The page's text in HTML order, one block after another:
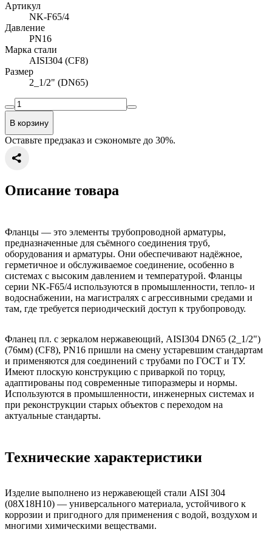
Артикул
NK-F65/4
Давление
PN16
Марка стали
AISI304 (CF8)
Размер
2_1/2" (DN65)
В корзину
Оставьте предзаказ и сэкономьте до 30%.
Описание товара
Фланец пл. с зеркалом нержавеющий, AISI304 DN65 (2_1/2")
(76мм) (CF8), РN16 пришли на смену устаревшим стандартам
и применяются для соединений с трубами по ГОСТ и ТУ.
Имеют плоскую конструкцию с приваркой по торцу,
адаптированы под современные типоразмеры и нормы.
Используются в промышленности, инженерных системах и
при реконструкции старых объектов с переходом на
актуальные стандарты.
Фланцы — это элементы трубопроводной арматуры,
предназначенные для съёмного соединения труб,
оборудования и арматуры. Они обеспечивают надёжное,
герметичное и обслуживаемое соединение, особенно в
системах с высоким давлением и температурой. Фланцы
серии NK-F65/4 используются в промышленности, тепло- и
водоснабжении, на магистралях с агрессивными средами и
там, где требуется периодический доступ к трубопроводу.
Технические характеристики
Изделие выполнено из нержавеющей стали AISI 304
(08Х18Н10) — универсального материала, устойчивого к
коррозии и пригодного для применения с водой, воздухом и
многими химическими веществами.